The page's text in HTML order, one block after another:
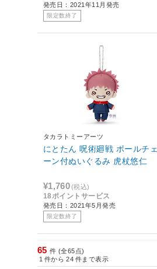
発売日：2021年11月発売
限定数終了
タカラトミーアーツ
にとたん 呪術廻戦 ボールチェ
ーン付ぬいぐるみ 虎杖悠仁
¥1,760(税込)
18ポイントサービス
発売日：2021年5月発売
限定数終了
65 件 (全65点)
1 件から 24 件まで表示